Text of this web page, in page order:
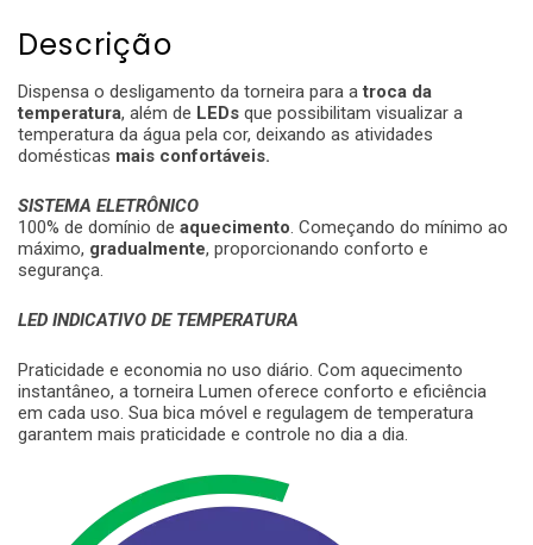
Descrição
Dispensa o desligamento da torneira para atroca da
temperatura, além de LEDs que possibilitam visualizar a
temperatura da água pela cor, deixando as atividades
domésticas mais confortáveis.
SISTEMA ELETRÔNICO
100% de domínio de aquecimento. Começando do mínimo ao
máximo, gradualmente, proporcionando conforto e
segurança.
LED INDICATIVO DE TEMPERATURA
Praticidade e economia no uso diário. Com aquecimento
instantâneo, a torneira Lumen oferece conforto e eficiência
em cada uso. Sua bica móvel e regulagem de temperatura
garantem mais praticidade e controle no dia a dia.